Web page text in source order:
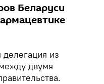
Беларуси
из
двумя